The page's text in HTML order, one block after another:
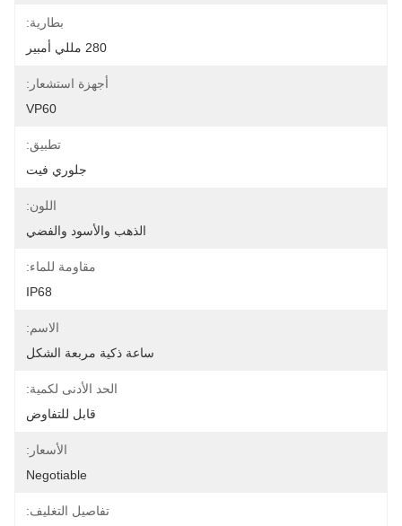
بطارية:
280 مللي أمبير
أجهزة استشعار:
VP60
تطبيق:
جلوري فيت
اللون:
الذهب والأسود والفضي
مقاومة للماء:
IP68
الاسم:
ساعة ذكية مربعة الشكل
الحد الأدنى لكمية:
قابل للتفاوض
الأسعار:
Negotiable
تفاصيل التغليف: